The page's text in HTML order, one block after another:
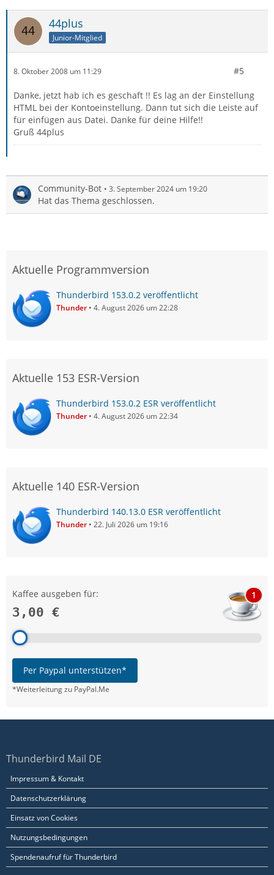
44plus
Junior-Mitglied
8. Oktober 2008 um 11:29 #5
Danke, jetzt hab ich es geschaft !! Es lag an der Einstellung
HTML bei der Kontoeinstellung. Dann tut sich die Leiste auf
für einfügen aus Datei. Danke für deine Hilfe!!
Gruß 44plus
Community-Bot 3. September 2024 um 19:20
Hat das Thema geschlossen.
Aktuelle Programmversion
Thunderbird 153.0.2 veröffentlicht
Thunder 4. August 2026 um 22:28
Aktuelle 153 ESR-Version
Thunderbird 153.0.2 ESR veröffentlicht
Thunder 4. August 2026 um 22:34
Aktuelle 140 ESR-Version
Thunderbird 140.13.0 ESR veröffentlicht
Thunder 22. Juli 2026 um 19:16
Kaffee ausgeben für:
3,00 €
1
Per Paypal unterstützen*
*Weiterleitung zu PayPal.Me
Thunderbird Mail DE
Impressum & Kontakt
Datenschutzerklärung
Einsatz von Cookies
Nutzungsbedingungen
Spendenaufruf für Thunderbird